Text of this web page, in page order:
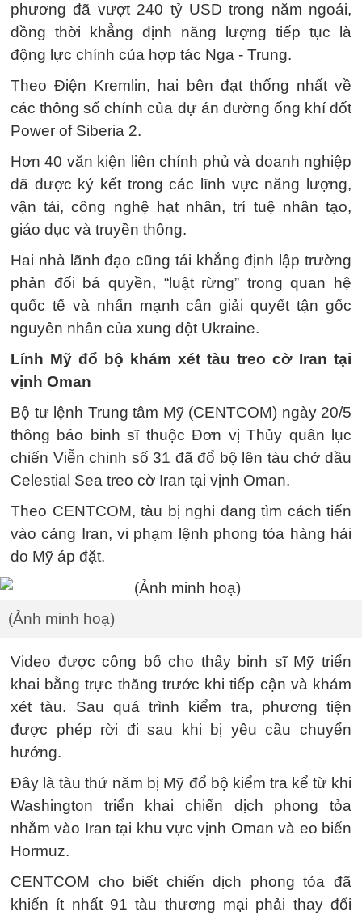
phương đã vượt 240 tỷ USD trong năm ngoái,
đồng thời khẳng định năng lượng tiếp tục là
động lực chính của hợp tác Nga - Trung.
Theo Điện Kremlin, hai bên đạt thống nhất về
các thông số chính của dự án đường ống khí đốt
Power of Siberia 2.
Hơn 40 văn kiện liên chính phủ và doanh nghiệp
đã được ký kết trong các lĩnh vực năng lượng,
vận tải, công nghệ hạt nhân, trí tuệ nhân tạo,
giáo dục và truyền thông.
Hai nhà lãnh đạo cũng tái khẳng định lập trường
phản đối bá quyền, “luật rừng” trong quan hệ
quốc tế và nhấn mạnh cần giải quyết tận gốc
nguyên nhân của xung đột Ukraine.
Lính Mỹ đổ bộ khám xét tàu treo cờ Iran tại
vịnh Oman
Bộ tư lệnh Trung tâm Mỹ (CENTCOM) ngày 20/5
thông báo binh sĩ thuộc Đơn vị Thủy quân lục
chiến Viễn chinh số 31 đã đổ bộ lên tàu chở dầu
Celestial Sea treo cờ Iran tại vịnh Oman.
Theo CENTCOM, tàu bị nghi đang tìm cách tiến
vào cảng Iran, vi phạm lệnh phong tỏa hàng hải
do Mỹ áp đặt.
(Ảnh minh hoạ)
Video được công bố cho thấy binh sĩ Mỹ triển
khai bằng trực thăng trước khi tiếp cận và khám
xét tàu. Sau quá trình kiểm tra, phương tiện
được phép rời đi sau khi bị yêu cầu chuyển
hướng.
Đây là tàu thứ năm bị Mỹ đổ bộ kiểm tra kể từ khi
Washington triển khai chiến dịch phong tỏa
nhằm vào Iran tại khu vực vịnh Oman và eo biển
Hormuz.
CENTCOM cho biết chiến dịch phong tỏa đã
khiến ít nhất 91 tàu thương mại phải thay đổi